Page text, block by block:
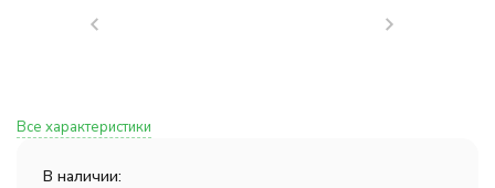
Все характеристики
В наличии: